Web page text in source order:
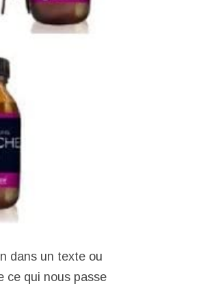
dans un texte ou
ce qui nous passe